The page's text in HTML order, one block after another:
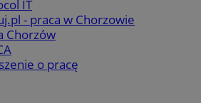
IT
- praca w Chorzowie
Chorzów
o pracę